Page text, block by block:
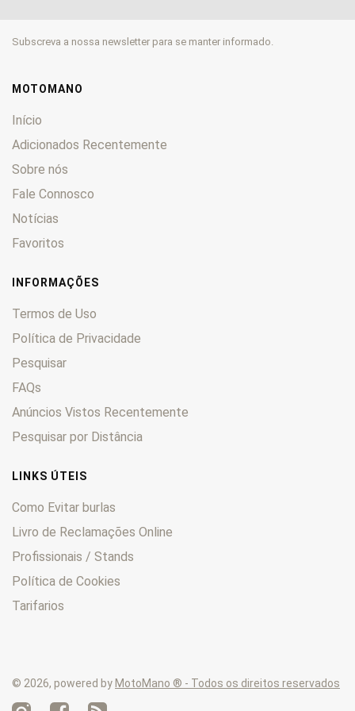
Estrella 0
GPZ 0
GTR
H 0
KDX
KE 0
KEF
KFX
KL 0
KLF 0
KLR 0
KLV
KM 0
KMX
KVF 0
LTD 0
Mach 0
Mojave 0
Mule 0
Ninja
VN 0
Voyager 0
Subscreva a nossa newsletter para se manter informado.
MOTOMANO
Início
Adicionados Recentemente
Sobre nós
Fale Connosco
Notícias
Favoritos
INFORMAÇÕES
Termos de Uso
Política de Privacidade
Pesquisar
FAQs
Anúncios Vistos Recentemente
Pesquisar por Distância
LINKS ÚTEIS
Como Evitar burlas
Livro de Reclamações Online
Profissionais / Stands
Política de Cookies
Tarifarios
© 2026, powered by MotoMano ® - Todos os direitos reservados